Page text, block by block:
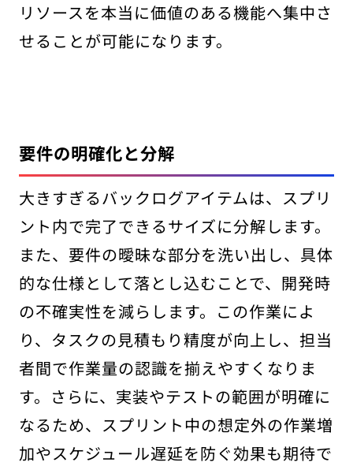
リソースを本当に価値のある機能へ集中さ
せることが可能になります。
要件の明確化と分解
大きすぎるバックログアイテムは、スプリ
ント内で完了できるサイズに分解します。
また、要件の曖昧な部分を洗い出し、具体
的な仕様として落とし込むことで、開発時
の不確実性を減らします。この作業によ
り、タスクの見積もり精度が向上し、担当
者間で作業量の認識を揃えやすくなりま
す。さらに、実装やテストの範囲が明確に
なるため、スプリント中の想定外の作業増
加やスケジュール遅延を防ぐ効果も期待で